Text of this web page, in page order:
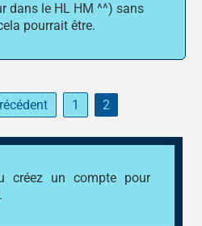
dans le HL HM ^^) sans
pourrait être.
1 2
créez un comptepour